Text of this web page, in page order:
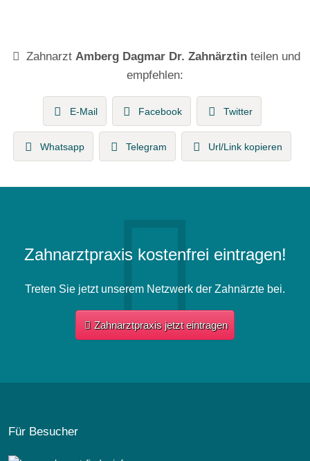
Zahnarzt Amberg Dagmar Dr. Zahnärztinteilen und
empfehlen:
E-Mail Facebook Twitter
Whatsapp Telegram Url/Link kopieren
Zahnarztpraxis kostenfrei eintragen!
Treten Sie jetzt unserem Netzwerk der Zahnärzte bei.
Zahnarztpraxis jetzt eintragen
Für Besucher